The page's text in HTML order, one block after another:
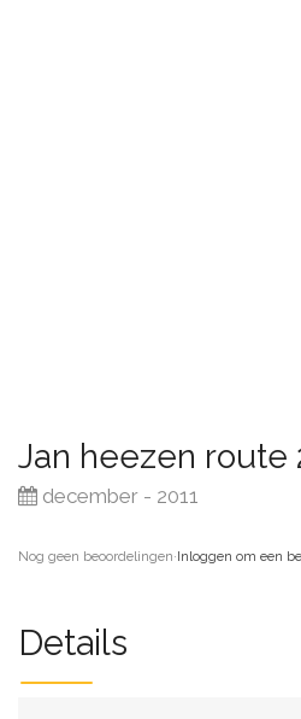
Jan heezen route
december - 2011
Nog geen beoordelingen·Inloggen om een
Details